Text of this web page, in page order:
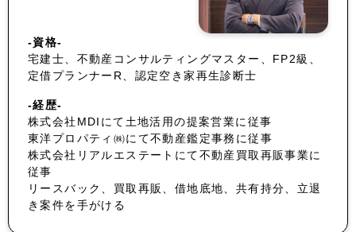
-資格-
宅建士、不動産コンサルティングマスター、FP2級、
定借プランナーR、認定空き家再生診断士
-経歴-
株式会社MDIにて土地活用の提案営業に従事
東洋プロパティ㈱にて不動産鑑定事務に従事
株式会社リアルエステートにて不動産買取再販事業に
従事
リースバック、買取再販、借地底地、共有持分、立退
き案件を手がける